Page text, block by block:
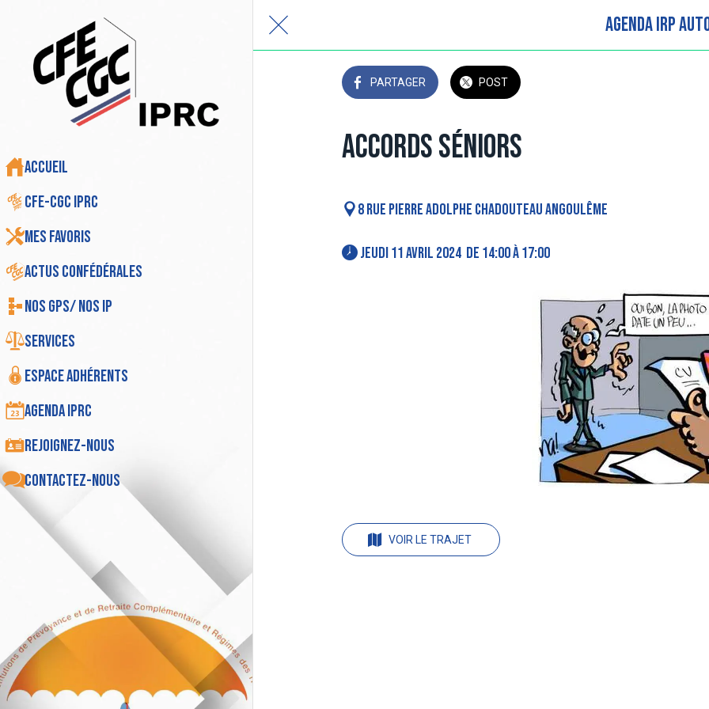
Accueil
CFE-CGC IPRC
Mes favoris
Actus Confédérales
Nos GPS/ Nos IP
Services
Espace adhérents
Agenda IPRC
Rejoignez-nous
Contactez-nous
Agenda IRP
PARTAGER POST
Accords Séniors
8 Rue Pierre Adolphe Chadouteau Angoulême
jeudi 11 avril 2024  de 14:00 à 17:00
VOIR LE TRAJET